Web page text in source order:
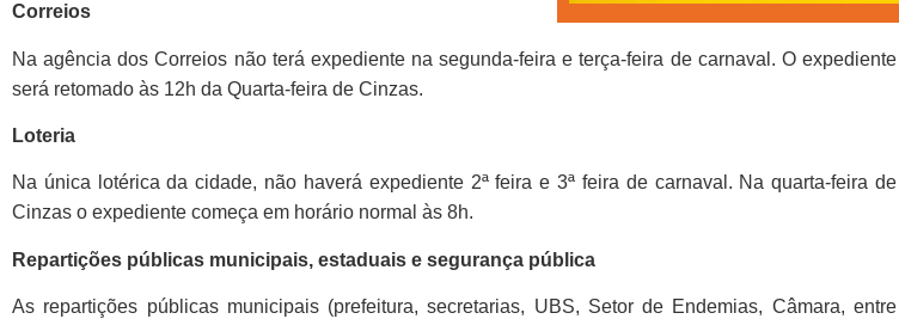
Correios
Na agência dos Correios não terá expediente na segunda-feira e terça-feira de carnaval. O expediente
será retomado às 12h da Quarta-feira de Cinzas.
Loteria
Na única lotérica da cidade, não haverá expediente 2ª feira e 3ª feira de carnaval. Na quarta-feira de
Cinzas o expediente começa em horário normal às 8h.
Repartições públicas municipais, estaduais e segurança pública
As repartições públicas municipais (prefeitura, secretarias, UBS, Setor de Endemias, Câmara, entre